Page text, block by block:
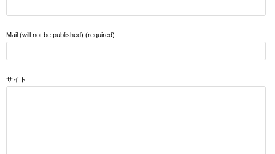
Mail (will not be published) (required)
サイト